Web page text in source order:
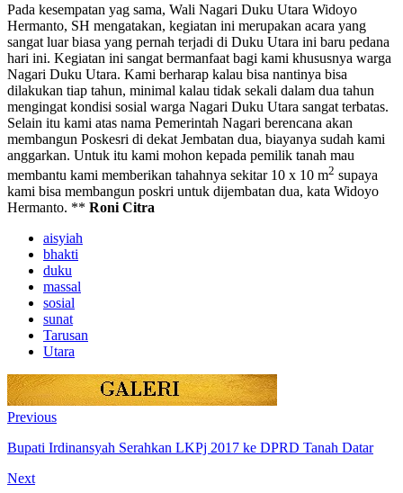
Pada kesempatan yag sama, Wali Nagari Duku Utara Widoyo
Hermanto, SH mengatakan, kegiatan ini merupakan acara yang
sangat luar biasa yang pernah terjadi di Duku Utara ini baru pedana
hari ini. Kegiatan ini sangat bermanfaat bagi kami khususnya warga
Nagari Duku Utara. Kami berharap kalau bisa nantinya bisa
dilakukan tiap tahun, minimal kalau tidak sekali dalam dua tahun
mengingat kondisi sosial warga Nagari Duku Utara sangat terbatas.
Selain itu kami atas nama Pemerintah Nagari berencana akan
membangun Poskesri di dekat Jembatan dua, biayanya sudah kami
anggarkan. Untuk itu kami mohon kepada pemilik tanah mau
membantu kami memberikan tahahnya sekitar 10 x 10 m2 supaya
kami bisa membangun poskri untuk dijembatan dua, kata Widoyo
Hermanto. ** Roni Citra
aisyiah
bhakti
duku
massal
sosial
sunat
Tarusan
Utara
Previous
Bupati Irdinansyah Serahkan LKPj 2017 ke DPRD Tanah Datar
Next